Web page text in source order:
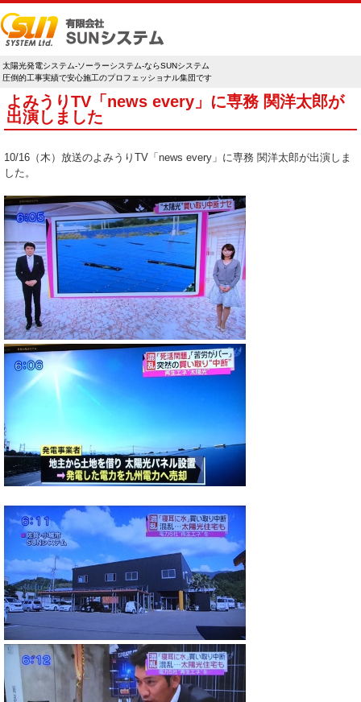
太陽光発電システム-ソーラーシステム-ならSUNシステム
圧倒的工事実績で安心施工のプロフェッショナル集団です
よみうりTV「news every」に専務 関洋太郎が
出演しました
10/16（木）放送のよみうりTV「news every」に専務 関洋太郎が出演しま
した。